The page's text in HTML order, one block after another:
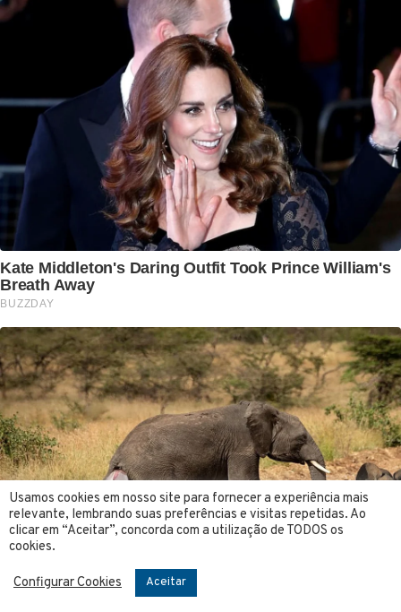
Usamos cookies em nosso site para fornecer a experiência mais
relevante, lembrando suas preferências e visitas repetidas. Ao
clicar em “Aceitar”, concorda com a utilização de TODOS os
cookies.
Configurar Cookies Aceitar